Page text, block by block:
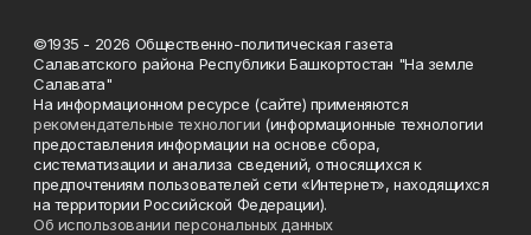
©1935 - 2026 Общественно-политическая газета
Салаватского района Республики Башкортостан "На земле
Салавата"
На информационном ресурсе (сайте) применяются
рекомендательные технологии (информационные технологии
предоставления информации на основе сбора,
систематизации и анализа сведений, относящихся к
предпочтениям пользователей сети «Интернет», находящихся
на территории Российской Федерации).
Об использовании персональных данных